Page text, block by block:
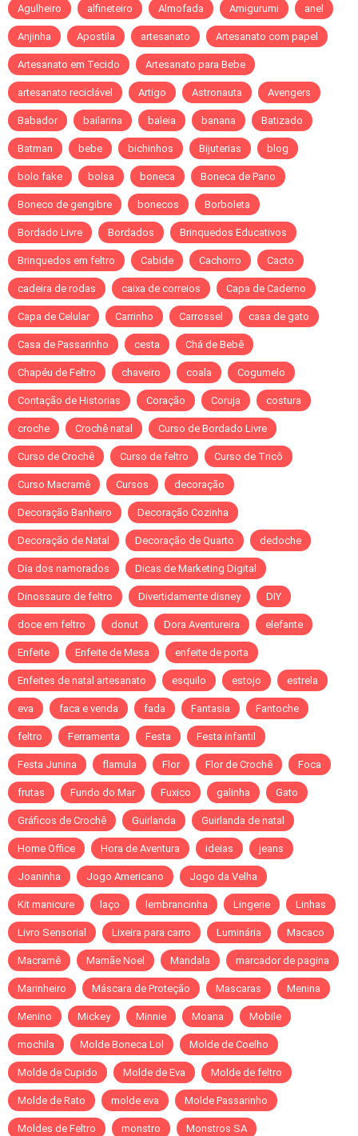
Agulheiro alfineteiro Almofada Amigurumi anel
Anjinha Apostila artesanato Artesanato com papel
Artesanato em Tecido Artesanato para Bebe
artesanato reciclável Artigo Astronauta Avengers
Babador bailarina baleia banana Batizado
Batman bebe bichinhos Bijuterias blog
bolo fake bolsa boneca Boneca de Pano
Boneco de gengibre bonecos Borboleta
Bordado Livre Bordados Brinquedos Educativos
Brinquedos em feltro Cabide Cachorro Cacto
cadeira de rodas caixa de correios Capa de Caderno
Capa de Celular Carrinho Carrossel casa de gato
Casa de Passarinho cesta Chá de Bebê
Chapéu de Feltro chaveiro coala Cogumelo
Contação de Historias Coração Coruja costura
croche Crochê natal Curso de Bordado Livre
Curso de Crochê Curso de feltro Curso de Tricô
Curso Macramê Cursos decoração
Decoração Banheiro Decoração Cozinha
Decoração de Natal Decoração de Quarto dedoche
Dia dos namorados Dicas de Marketing Digital
Dinossauro de feltro Divertidamente disney DIY
doce em feltro donut Dora Aventureira elefante
Enfeite Enfeite de Mesa enfeite de porta
Enfeites de natal artesanato esquilo estojo estrela
eva faca e venda fada Fantasia Fantoche
feltro Ferramenta Festa Festa infantil
Festa Junina flamula Flor Flor de Crochê Foca
frutas Fundo do Mar Fuxico galinha Gato
Gráficos de Crochê Guirlanda Guirlanda de natal
Home Office Hora de Aventura ideias jeans
Joaninha Jogo Americano Jogo da Velha
Kit manicure laço lembrancinha Lingerie Linhas
Livro Sensorial Lixeira para carro Luminária Macaco
Macramê Mamãe Noel Mandala marcador de pagina
Marinheiro Máscara de Proteção Mascaras Menina
Menino Mickey Minnie Moana Mobile
mochila Molde Boneca Lol Molde de Coelho
Molde de Cupido Molde de Eva Molde de feltro
Molde de Rato molde eva Molde Passarinho
Moldes de Feltro monstro Monstros SA